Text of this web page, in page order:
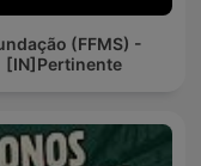
(FFMS) -
[IN]Pertinente